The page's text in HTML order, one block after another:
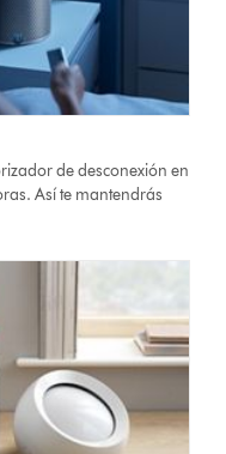
de desconexión en
Así te mantendrás